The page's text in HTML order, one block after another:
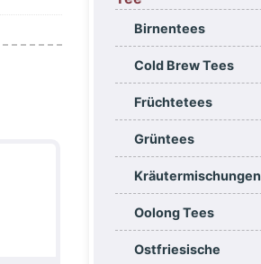
Birnentees
Cold Brew Tees
Früchtetees
Grüntees
Kräutermischungen
Oolong Tees
Ostfriesische